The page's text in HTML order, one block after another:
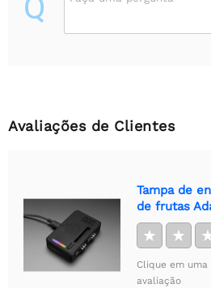
Q
Avaliações de Clientes
Tampa de
de frutas
★ ★
Clique em
avaliação